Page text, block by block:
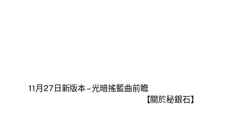
11月27日新版本 – 光暗搖籃曲前瞻
【關於秘銀石】